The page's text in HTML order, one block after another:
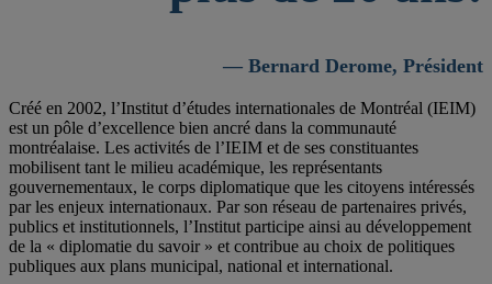
— Bernard Derome, Président
Créé en 2002, l’Institut d’études internationales de Montréal (IEIM)
est un pôle d’excellence bien ancré dans la communauté
montréalaise. Les activités de l’IEIM et de ses constituantes
mobilisent tant le milieu académique, les représentants
gouvernementaux, le corps diplomatique que les citoyens intéressés
par les enjeux internationaux. Par son réseau de partenaires privés,
publics et institutionnels, l’Institut participe ainsi au développement
de la « diplomatie du savoir » et contribue au choix de politiques
publiques aux plans municipal, national et international.